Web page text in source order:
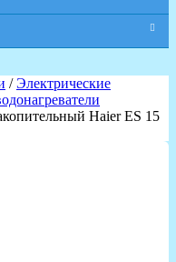
/Электрические
Haier ES 15